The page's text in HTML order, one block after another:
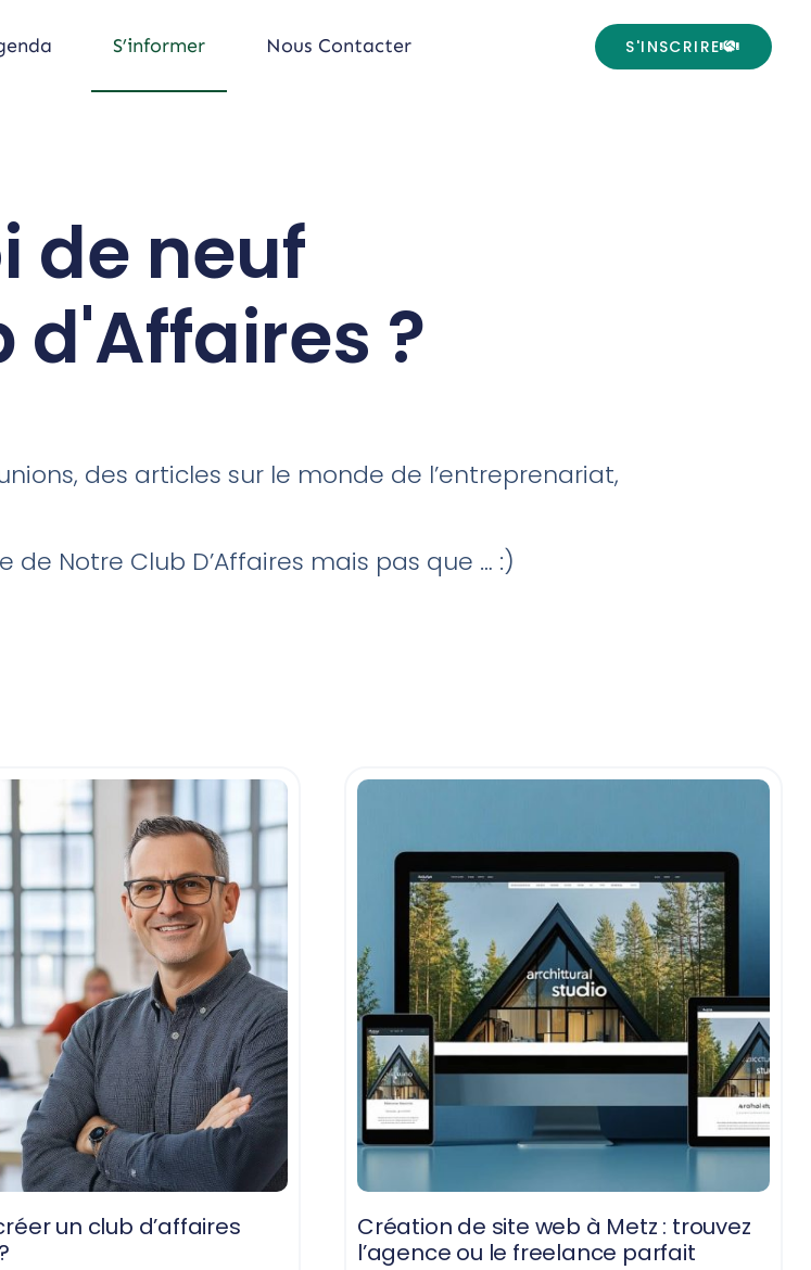
S’informer Nous Contacter S'INSCRIRE
de neuf
d'Affaires ?
des articles sur le monde de l’entreprenariat,
de Notre Club D’Affaires mais pas que … :)
un club d’affaires
Création de site web à Metz : trouvez
l’agence ou le freelance parfait